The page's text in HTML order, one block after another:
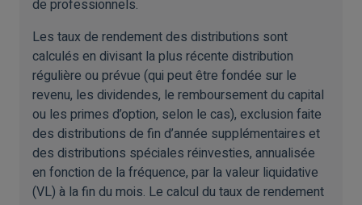
de professionnels.
Les taux de rendement des distributions sont
calculés en divisant la plus récente distribution
régulière ou prévue (qui peut être fondée sur le
revenu, les dividendes, le remboursement du capital
ou les primes d’option, selon le cas), exclusion faite
des distributions de fin d’année supplémentaires et
des distributions spéciales réinvesties, annualisée
en fonction de la fréquence, par la valeur liquidative
(VL) à la fin du mois. Le calcul du taux de rendement